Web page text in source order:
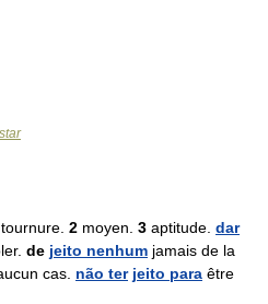
2 moyen. 3 aptitude. dar
de jeito nenhum jamais de la
cas. não ter jeito para être